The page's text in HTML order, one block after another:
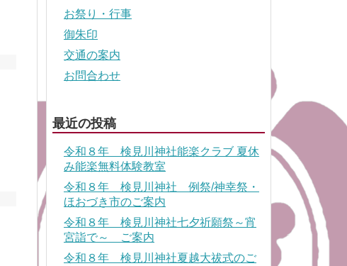
お祭り・行事
御朱印
交通の案内
お問合わせ
最近の投稿
令和８年 検見川神社能楽クラブ 夏休
み能楽無料体験教室
令和８年 検見川神社 例祭/神幸祭・
ほおづき市のご案内
令和８年 検見川神社七夕祈願祭～宵
宮詣で～ ご案内
令和８年 検見川神社夏越大祓式のご